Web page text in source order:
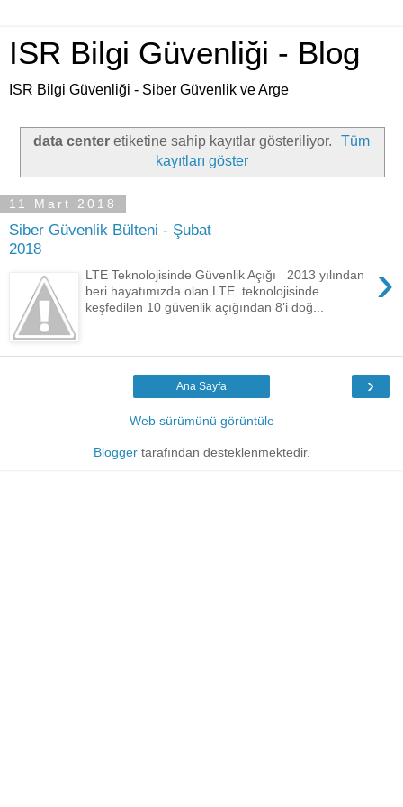
ISR Bilgi Güvenliği - Blog
ISR Bilgi Güvenliği - Siber Güvenlik ve Arge
data centeretiketine sahip kayıtlar gösteriliyor.
Tüm
kayıtları göster
11 Mart 2018
Siber Güvenlik Bülteni - Şubat
2018
›
LTE Teknolojisinde Güvenlik Açığı 2013 yılından
beri hayatımızda olan LTE teknolojisinde
keşfedilen 10 güvenlik açığından 8’i doğ...
›
Ana Sayfa
Web sürümünü görüntüle
Bloggertarafından desteklenmektedir.